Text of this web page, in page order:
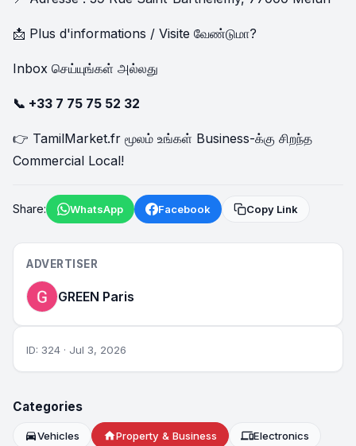
📩 Plus d'informations / Visite வேண்டுமா?
Inbox செய்யுங்கள் அல்லது
📞 +33 7 75 75 52 32
👉 TamilMarket.fr மூலம் உங்கள் Business-க்கு சிறந்த
Commercial Local!
Share: WhatsApp Facebook Copy Link
ADVERTISER
GREEN Paris
ID: 324 · Jul 3, 2026
Categories
directions_carVehicles homeProperty & Business devicesElectronics